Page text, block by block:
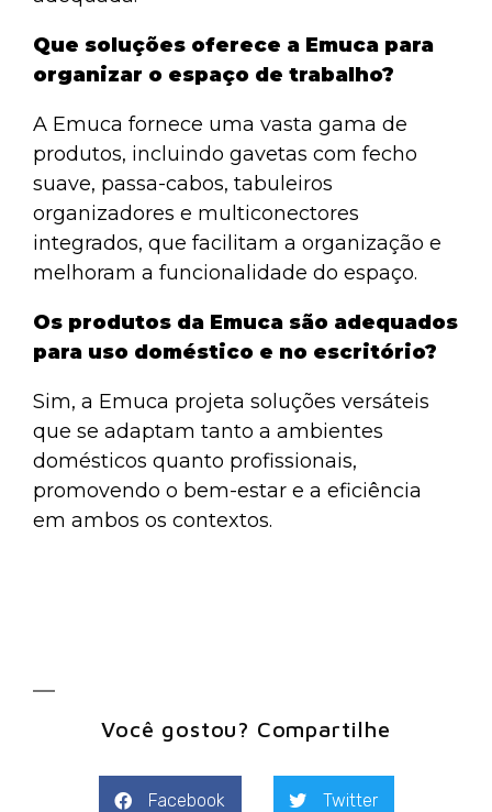
Que soluções oferece a Emuca para
organizar o espaço de trabalho?
A Emuca fornece uma vasta gama de
produtos, incluindo gavetas com fecho
suave, passa-cabos, tabuleiros
organizadores e multiconectores
integrados, que facilitam a organização e
melhoram a funcionalidade do espaço.
Os produtos da Emuca são adequados
para uso doméstico e no escritório?
Sim, a Emuca projeta soluções versáteis
que se adaptam tanto a ambientes
domésticos quanto profissionais,
promovendo o bem-estar e a eficiência
em ambos os contextos.
Você gostou? Compartilhe
Facebook Twitter